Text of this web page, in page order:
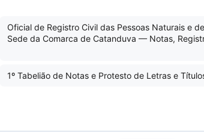
Oficial de Registro Civil das Pessoas Naturais e
Sede da Comarca de Catanduva — Notas,
1º Tabelião de Notas e Protesto de Letras e